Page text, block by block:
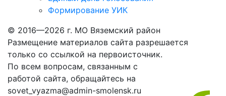
Формирование УИК
© 2016—2026 г. МО Вяземский район
Размещение материалов сайта разрешается
только со ссылкой на первоисточник.
По всем вопросам, связанным с
работой сайта, обращайтесь на
sovet_vyazma@admin-smolensk.ru